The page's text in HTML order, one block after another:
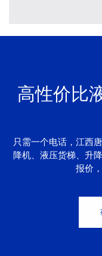
高性价比
只需一个电话，江西
降机、液压货梯、升
报价